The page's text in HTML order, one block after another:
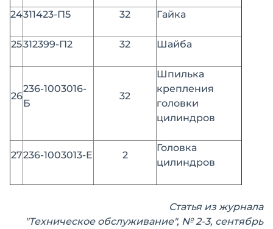
24311423-П5 32 Гайка
25312399-П2 32 Шайба
26
236-1003016-
Б
32
Шпилька
крепления
головки
цилиндров
27236-1003013-Е 2
Головка
цилиндров
Статья из журнала
"Техническое обслуживание", № 2-3, сентябрь